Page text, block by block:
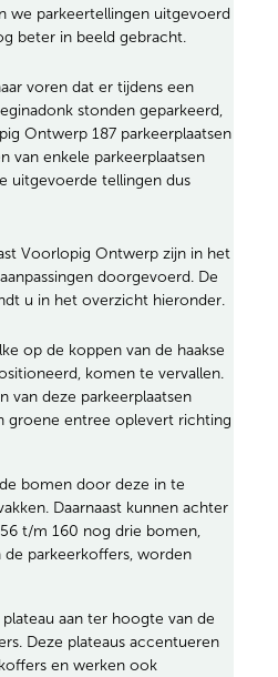
we parkeertellingen uitgevoerd
beter in beeld gebracht.
voren dat er tijdens een
stonden geparkeerd,
Ontwerp 187 parkeerplaatsen
van enkele parkeerplaatsen
uitgevoerde tellingen dus
Voorlopig Ontwerp zijn in het
doorgevoerd. De
u in het overzicht hieronder.
op de koppen van de haakse
komen te vervallen.
van deze parkeerplaatsen
groene entree oplevert richting
bomen door deze in te
Daarnaast kunnen achter
t/m 160 nog drie bomen,
de parkeerkoffers, worden
aan ter hoogte van de
Deze plateaus accentueren
en werken ook